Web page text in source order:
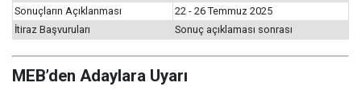
Sonuçların Açıklanması
22 - 26 Temmuz 2025
İtiraz Başvuruları
Sonuç açıklaması sonrası
MEB’den Adaylara Uyarı